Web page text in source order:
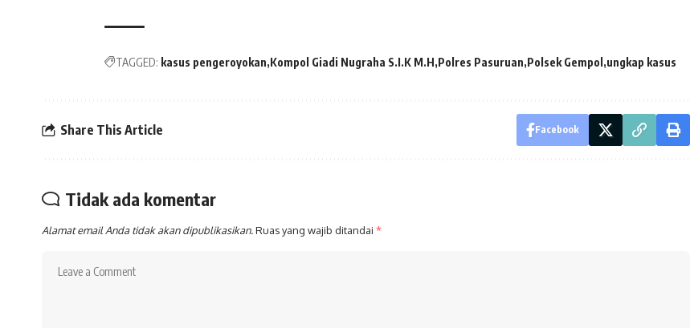
TAGGED: kasus pengeroyokan Kompol Giadi Nugraha S.I.K M.H Polres Pasuruan Polsek Gempol ungkap kasus
Share This Article Facebook
Tidak ada komentar
Alamat email Anda tidak akan dipublikasikan.Ruas yang wajib ditandai *